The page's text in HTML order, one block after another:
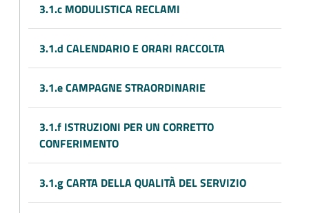
3.1.c MODULISTICA RECLAMI
3.1.d CALENDARIO E ORARI RACCOLTA
3.1.e CAMPAGNE STRAORDINARIE
3.1.f ISTRUZIONI PER UN CORRETTO
CONFERIMENTO
3.1.g CARTA DELLA QUALITÀ DEL SERVIZIO